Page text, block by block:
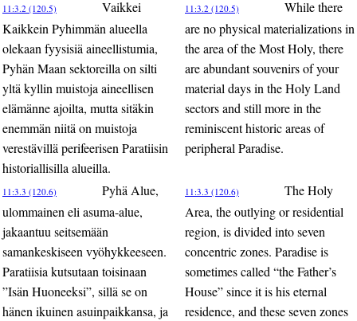
11:3.2 (120.5)
Vaikkei
Kaikkein Pyhimmän alueella
olekaan fyysisiä aineellistumia,
Pyhän Maan sektoreilla on silti
yltä kyllin muistoja aineellisen
elämänne ajoilta, mutta sitäkin
enemmän niitä on muistoja
verestävillä perifeerisen Paratiisin
historiallisilla alueilla.
11:3.2 (120.5)
While there
are no physical materializations in
the area of the Most Holy, there
are abundant souvenirs of your
material days in the Holy Land
sectors and still more in the
reminiscent historic areas of
peripheral Paradise.
11:3.3 (120.6)
Pyhä Alue,
ulommainen eli asuma-alue,
jakaantuu seitsemään
samankeskiseen vyöhykkeeseen.
Paratiisia kutsutaan toisinaan
”Isän Huoneeksi”, sillä se on
hänen ikuinen asuinpaikkansa, ja
11:3.3 (120.6)
The Holy
Area, the outlying or residential
region, is divided into seven
concentric zones. Paradise is
sometimes called “the Father’s
House” since it is his eternal
residence, and these seven zones